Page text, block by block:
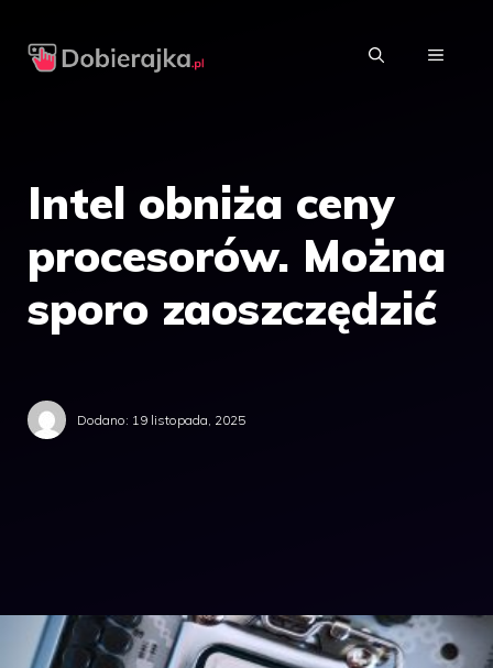
MENU
Intel obniża ceny
procesorów. Można
sporo zaoszczędzić
Dodano: 19 listopada, 2025